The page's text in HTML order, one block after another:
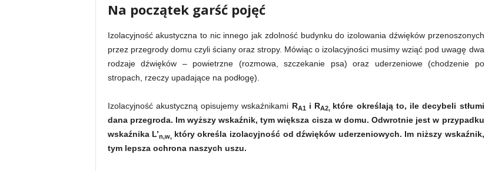
e
Na początek garść pojęć
Izolacyjność akustyczna to nic innego jak zdolność budynku do izolowania dźwięków przenoszonych
przez przegrody domu czyli ściany oraz stropy. Mówiąc o izolacyjności musimy wziąć pod uwagę dwa
rodzaje dźwięków – powietrzne (rozmowa, szczekanie psa) oraz uderzeniowe (chodzenie po
stropach, rzeczy upadające na podłogę).
Izolacyjność akustyczną opisujemy wskaźnikami RA1 i RA2, które określają to, ile decybeli stłumi
dana przegroda. Im wyższy wskaźnik, tym większa cisza w domu. Odwrotnie jest w przypadku
wskaźnika L’n,w, który określa izolacyjność od dźwięków uderzeniowych. Im niższy wskaźnik,
tym lepsza ochrona naszych uszu.